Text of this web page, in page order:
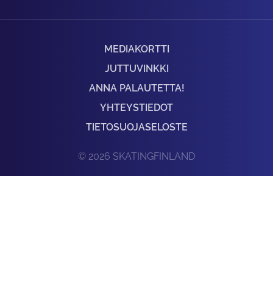
MEDIAKORTTI
JUTTUVINKKI
ANNA PALAUTETTA!
YHTEYSTIEDOT
TIETOSUOJASELOSTE
© 2026 SKATINGFINLAND